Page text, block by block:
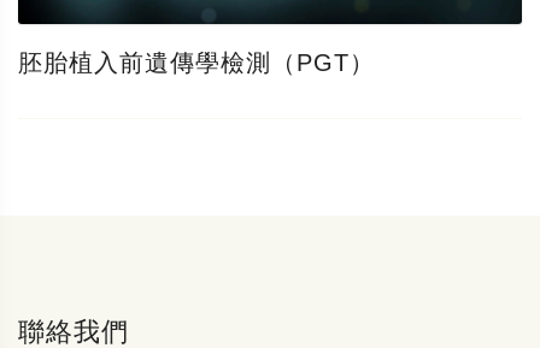
胚胎植入前遺傳學檢測（PGT）
聯絡我們